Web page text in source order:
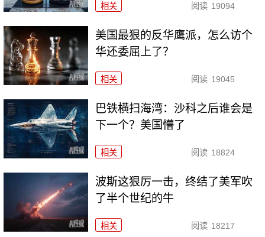
相关 阅读 19094
美国最狠的反华鹰派，怎么访个
华还委屈上了？
相关 阅读 19045
巴铁横扫海湾：沙科之后谁会是
下一个？美国懵了
相关 阅读 18824
波斯这狠厉一击，终结了美军吹
了半个世纪的牛
相关 阅读 18217